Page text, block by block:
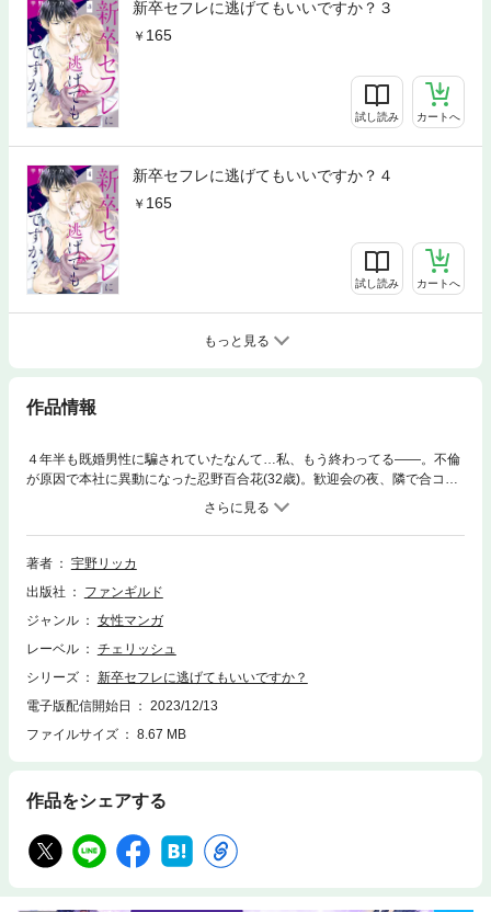
新卒セフレに逃げてもいいですか？３
165
試し読み カートへ
新卒セフレに逃げてもいいですか？４
165
試し読み カートへ
もっと見る
作品情報
４年半も既婚男性に騙されていたなんて…私、もう終わってる――。不倫
が原因で本社に異動になった忍野百合花(32歳)。歓迎会の夜、隣で合コン
をしていた大学生の久我蒼生に、ひょんなことからお持ち帰りされてしま
う。10歳も年下からの誘いに動揺する百合花だったが、二度と会わない相
手だし…と一夜を共にする。ところが数か月後、新入社員としてやってき
た蒼生とまさかの再会。「あの夜のことは全部忘れて」懇願する百合花に
著者
宇野リッカ
出版社
ファンギルド
ジャンル
女性マンガ
レーベル
チェリッシュ
シリーズ
新卒セフレに逃げてもいいですか？
電子版配信開始日
2023/12/13
ファイルサイズ
8.67 MB
作品をシェアする